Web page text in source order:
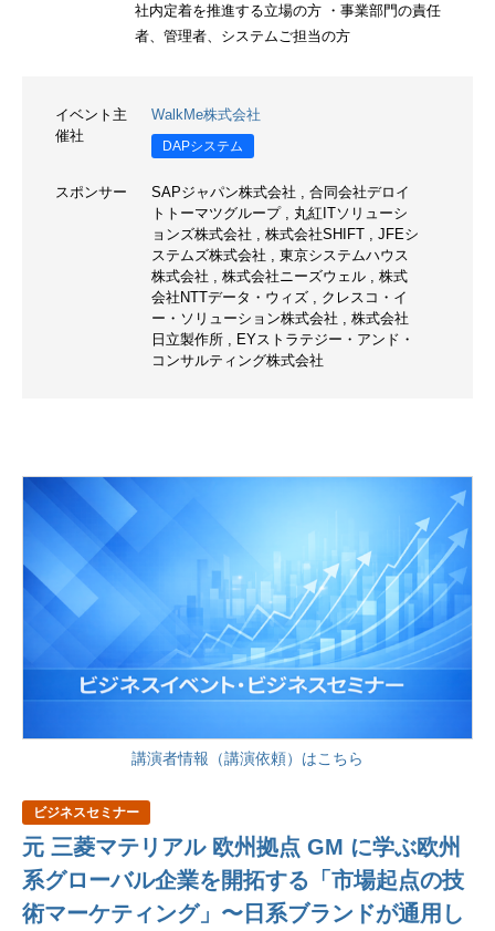
社内定着を推進する立場の方 ・事業部門の責任
者、管理者、システムご担当の方
イベント主
催社
WalkMe株式会社
DAPシステム
スポンサー SAPジャパン株式会社
合同会社デロイ
トトーマツグループ, 丸紅ITソリューシ
ョンズ株式会社
株式会社SHIFT
JFEシ
ステムズ株式会社
東京システムハウス
株式会社
株式会社ニーズウェル
株式
会社NTTデータ・ウィズ
クレスコ・イ
ー・ソリューション株式会社
株式会社
日立製作所
EYストラテジー・アンド・
コンサルティング株式会社
講演者情報（講演依頼）はこちら
ビジネスセミナー
元 三菱マテリアル 欧州拠点 GM に学ぶ欧州
系グローバル企業を開拓する「市場起点の技
術マーケティング」〜日系ブランドが通用し